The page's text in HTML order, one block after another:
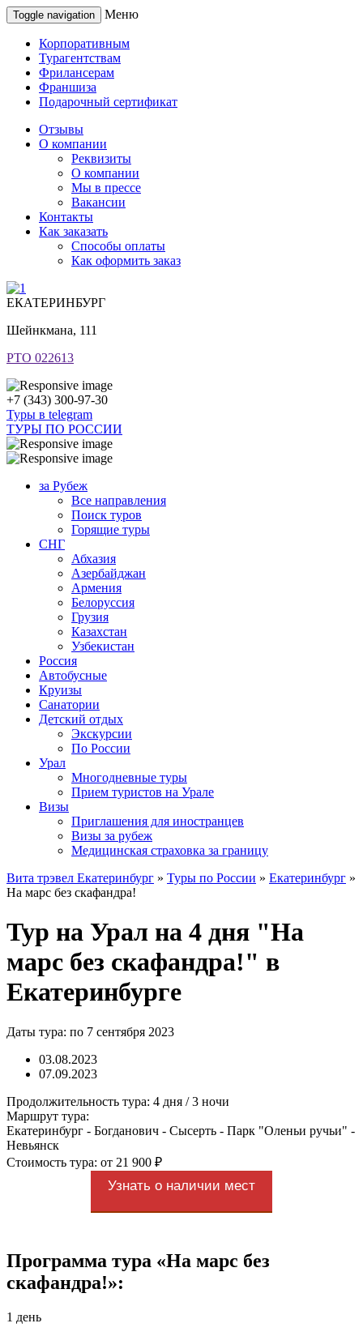
Toggle navigation Меню
Корпоративным
Турагентствам
Фрилансерам
Франшиза
Подарочный сертификат
Отзывы
О компании
Реквизиты
О компании
Мы в прессе
Вакансии
Контакты
Как заказать
Способы оплаты
Как оформить заказ
ЕКАТЕРИНБУРГ
Шейнкмана, 111
РТО 022613
+7 (343) 300-97-30
Туры в telegram
ТУРЫ ПО РОССИИ
за Рубеж
Все направления
Поиск туров
Горящие туры
СНГ
Абхазия
Азербайджан
Армения
Белоруссия
Грузия
Казахстан
Узбекистан
Россия
Автобусные
Круизы
Санатории
Детский отдых
Экскурсии
По России
Урал
Многодневные туры
Прием туристов на Урале
Визы
Приглашения для иностранцев
Визы за рубеж
Медицинская страховка за границу
Вита трэвел Екатеринбург » Туры по России » Екатеринбург »
На марс без скафандра!
Тур на Урал на 4 дня "На
марс без скафандра!" в
Екатеринбурге
Даты тура: по 7 сентября 2023
03.08.2023
07.09.2023
Продолжительность тура: 4 дня / 3 ночи
Маршрут тура:
Екатеринбург - Богданович - Сысерть - Парк "Оленьи ручьи" -
Невьянск
Стоимость тура: от 21 900 ₽
Узнать о наличии мест
Программа тура «На марс без
скафандра!»:
1 день